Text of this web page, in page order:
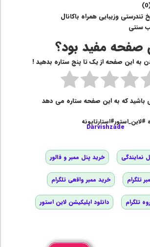
0
)
وزیبایی همراه باکانال
سنتی
صفحه مفید بود؟
به این صفحه از یک تا پنج ستاره بدهید !
باشید که به این صفحه ستاره می دهد
Darvishzade
نمایندگی خرید پنل ممبر و فالور
تلگرام خرید ممبر واقعی تلگرام
تلگرام دانلود اپلیکیشن لاین استور